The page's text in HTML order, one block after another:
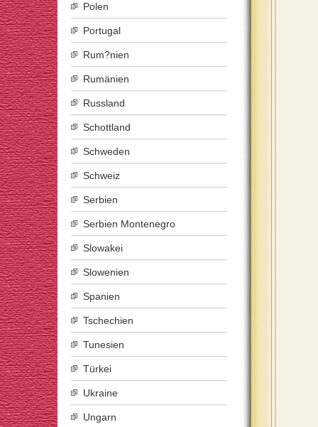
Polen
Portugal
Rum?nien
Rumänien
Russland
Schottland
Schweden
Schweiz
Serbien
Serbien Montenegro
Slowakei
Slowenien
Spanien
Tschechien
Tunesien
Türkei
Ukraine
Ungarn